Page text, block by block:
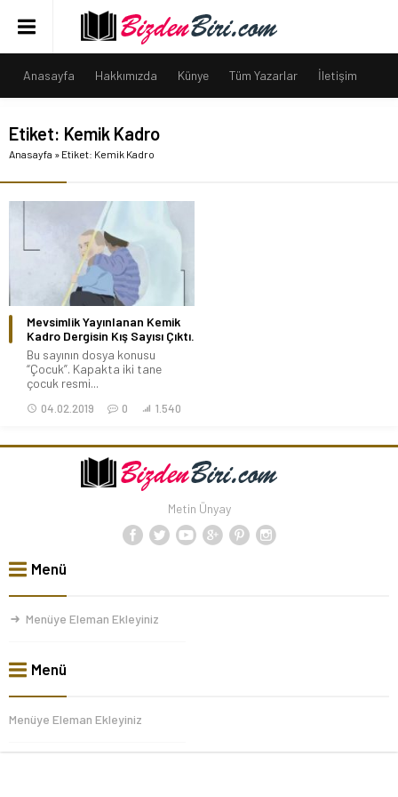
Anasayfa Hakkımızda Künye Tüm Yazarlar İletişim
Etiket: Kemik Kadro
Anasayfa » Etiket: Kemik Kadro
Mevsimlik Yayınlanan Kemik
Kadro Dergisin Kış Sayısı Çıktı.
Bu sayının dosya konusu
“Çocuk”. Kapakta iki tane
çocuk resmi...
04.02.2019 0 1.540
Metin Ünyay
Menü
Menüye Eleman Ekleyiniz
Menü
Menüye Eleman Ekleyiniz